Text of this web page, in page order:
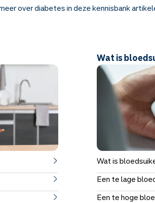
over diabetes in deze kennisbank
Wat is
Wat is
Een te lage
Een te hoge